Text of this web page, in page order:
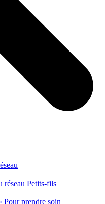
réseau Petits-fils
prendre soin